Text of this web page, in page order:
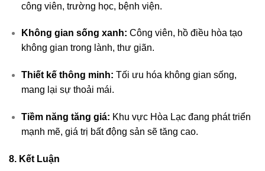
công viên, trường học, bệnh viện.
Không gian sống xanh: Công viên, hồ điều hòa tạo
không gian trong lành, thư giãn.
Thiết kế thông minh: Tối ưu hóa không gian sống,
mang lại sự thoải mái.
Tiềm năng tăng giá: Khu vực Hòa Lạc đang phát triển
mạnh mẽ, giá trị bất động sản sẽ tăng cao.
8. Kết Luận